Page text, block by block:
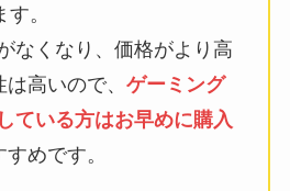
。
なくなり、価格がより高
高いので、 ゲーミング
ている方はお早めに購入
めです。